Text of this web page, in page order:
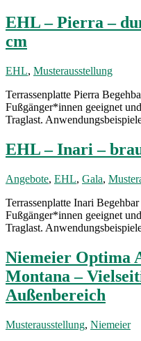
EHL – Pierra –
cm
EHL, Musterausstellung
Terrassenplatte Pierra
Fußgänger*innen geeignet
Traglast.
EHL – Inari –
Angebote, EHL, Gala,
Terrassenplatte Inari
Fußgänger*innen geeignet
Traglast.
Niemeier Optima
Montana –
Außenbereich
Musterausstellung, Niemeier